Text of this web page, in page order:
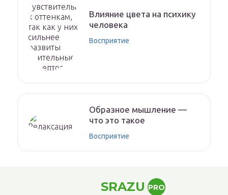
Влияние цвета на психику
человека
Восприятие
Образное мышление —
что это такое
Восприятие
SRAZU PRO